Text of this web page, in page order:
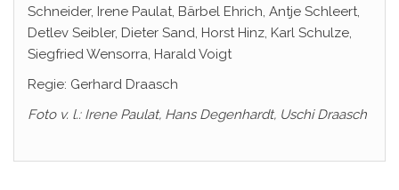
Schneider, Irene Paulat, Bärbel Ehrich, Antje Schleert,
Detlev Seibler, Dieter Sand, Horst Hinz, Karl Schulze,
Siegfried Wensorra, Harald Voigt
Regie: Gerhard Draasch
Foto v. l.: Irene Paulat, Hans Degenhardt, Uschi Draasch